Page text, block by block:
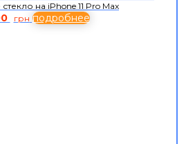
на iPhone 11 Pro Max
грн подробнее